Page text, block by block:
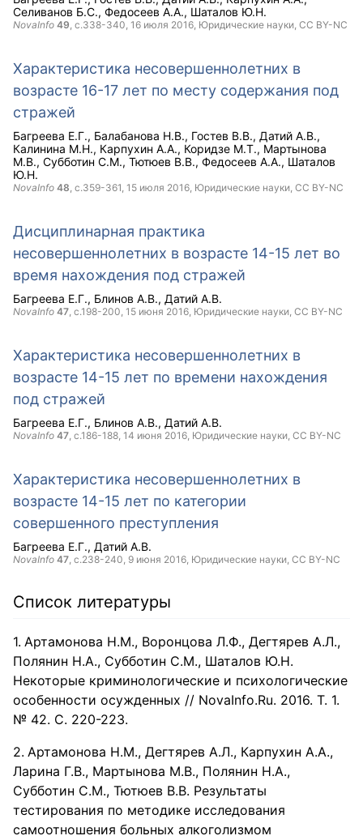
Селиванов Б.С. Федосеев А.А. Шаталов Ю.Н.
NovaInfo 49, с.338-340, 16 июля 2016, Юридические науки, CC BY-NC
Характеристика несовершеннолетних в
возрасте 16-17 лет по месту содержания под
стражей
Багреева Е.Г. Балабанова Н.В. Гостев В.В. Датий А.В.
Калинина М.Н. Карпухин А.А. Коридзе М.Т. Мартынова
М.В. Субботин С.М. Тютюев В.В. Федосеев А.А. Шаталов
Ю.Н.
NovaInfo 48, с.359-361, 15 июля 2016, Юридические науки, CC BY-NC
Дисциплинарная практика
несовершеннолетних в возрасте 14-15 лет во
время нахождения под стражей
Багреева Е.Г. Блинов А.В. Датий А.В.
NovaInfo 47, с.198-200, 15 июня 2016, Юридические науки, CC BY-NC
Характеристика несовершеннолетних в
возрасте 14-15 лет по времени нахождения
под стражей
Багреева Е.Г. Блинов А.В. Датий А.В.
NovaInfo 47, с.186-188, 14 июня 2016, Юридические науки, CC BY-NC
Характеристика несовершеннолетних в
возрасте 14-15 лет по категории
совершенного преступления
Багреева Е.Г. Датий А.В.
NovaInfo 47, с.238-240, 9 июня 2016, Юридические науки, CC BY-NC
Список литературы
Артамонова Н.М., Воронцова Л.Ф., Дегтярев А.Л.,
Полянин Н.А., Субботин С.М., Шаталов Ю.Н.
Некоторые криминологические и психологические
особенности осужденных // NovaInfo.Ru. 2016. Т. 1.
№ 42. С. 220-223.
Артамонова Н.М., Дегтярев А.Л., Карпухин А.А.,
Ларина Г.В., Мартынова М.В., Полянин Н.А.,
Субботин С.М., Тютюев В.В. Результаты
тестирования по методике исследования
самоотношения больных алкоголизмом